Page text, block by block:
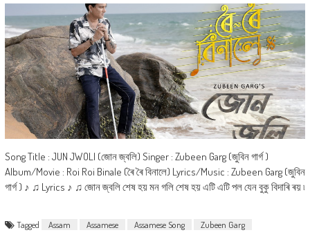
Song Title : JUN JWOLI (জোন জ্বলি) Singer : Zubeen Garg (জুবিন গাৰ্গ )
Album/Movie : Roi Roi Binale (ৰৈ ৰৈ বিনালে) Lyrics/Music : Zubeen Garg (জুবিন
গাৰ্গ ) ♪ ♫ Lyrics ♪ ♫ জোন জ্বলি শেষ হয় মন গলি শেষ হয় এটি এটি পল যেন বুকু বিদাৰি ৰয় ৷
Tagged Assam Assamese Assamese Song Zubeen Garg